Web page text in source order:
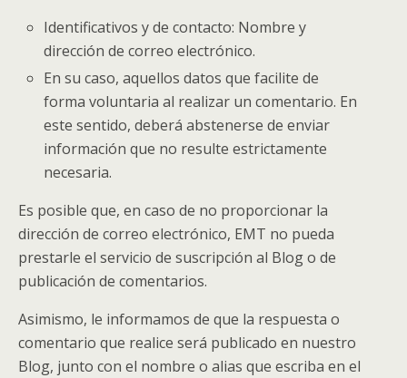
Identificativos y de contacto: Nombre y
dirección de correo electrónico.
En su caso, aquellos datos que facilite de
forma voluntaria al realizar un comentario. En
este sentido, deberá abstenerse de enviar
información que no resulte estrictamente
necesaria.
Es posible que, en caso de no proporcionar la
dirección de correo electrónico, EMT no pueda
prestarle el servicio de suscripción al Blog o de
publicación de comentarios.
Asimismo, le informamos de que la respuesta o
comentario que realice será publicado en nuestro
Blog, junto con el nombre o alias que escriba en el